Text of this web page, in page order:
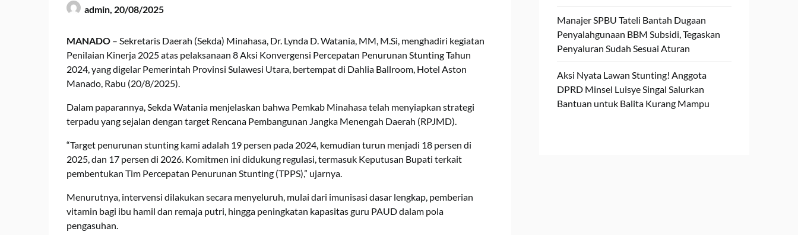
admin, 20/08/2025
MANADO – Sekretaris Daerah (Sekda) Minahasa, Dr. Lynda D. Watania, MM, M.Si, menghadiri kegiatan
Penilaian Kinerja 2025 atas pelaksanaan 8 Aksi Konvergensi Percepatan Penurunan Stunting Tahun
2024, yang digelar Pemerintah Provinsi Sulawesi Utara, bertempat di Dahlia Ballroom, Hotel Aston
Manado, Rabu (20/8/2025).
Dalam paparannya, Sekda Watania menjelaskan bahwa Pemkab Minahasa telah menyiapkan strategi
terpadu yang sejalan dengan target Rencana Pembangunan Jangka Menengah Daerah (RPJMD).
“Target penurunan stunting kami adalah 19 persen pada 2024, kemudian turun menjadi 18 persen di
2025, dan 17 persen di 2026. Komitmen ini didukung regulasi, termasuk Keputusan Bupati terkait
pembentukan Tim Percepatan Penurunan Stunting (TPPS),” ujarnya.
Menurutnya, intervensi dilakukan secara menyeluruh, mulai dari imunisasi dasar lengkap, pemberian
vitamin bagi ibu hamil dan remaja putri, hingga peningkatan kapasitas guru PAUD dalam pola
pengasuhan.
Manajer SPBU Tateli Bantah Dugaan
Penyalahgunaan BBM Subsidi, Tegaskan
Penyaluran Sudah Sesuai Aturan
Aksi Nyata Lawan Stunting! Anggota
DPRD Minsel Luisye Singal Salurkan
Bantuan untuk Balita Kurang Mampu